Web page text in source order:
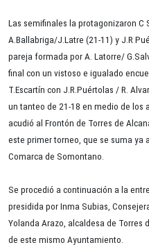
Las semifinales la protagonizaron C
A.Ballabriga/J.Latre (21-11) y J.R
pareja formada por A. Latorre/
final con un vistoso e igualado
T.Escartín con J.R.Puértolas / R.
un tanteo de 21-18 en medio de los
acudió al Frontón de Torres de
este primer torneo, que se suma ya
Comarca de Somontano.
Se procedió a continuación a la
presidida por Inma Subias,
Yolanda Arazo, alcaldesa de Torres
de este mismo Ayuntamiento.